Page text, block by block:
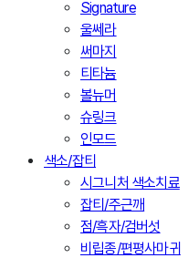
Signature
울쎄라
써마지
티타늄
볼뉴머
슈링크
인모드
색소/잡티
시그니처 색소치료
잡티/주근깨
점/흑자/검버섯
비립종/편평사마귀